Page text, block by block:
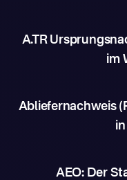
A.TR
im
Abliefernachweis
AEO: Der